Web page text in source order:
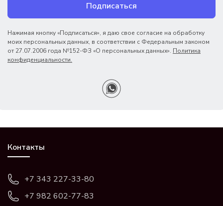
Подписаться
Нажимая кнопку «Подписаться», я даю свое согласие на обработку
моих персональных данных, в соответствии с Федеральным законом
от 27.07.2006 года №152-ФЗ «О персональных данных». Политика
конфиденциальности.
Контакты
+7 343 227-33-80
+7 982 602-77-83